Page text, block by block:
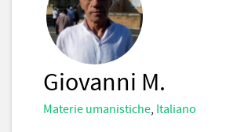
Giovanni M.
Materie umanistiche, Italiano